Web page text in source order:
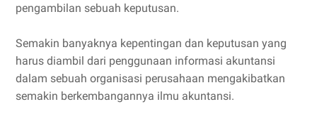
pengambilan sebuah keputusan.
Semakin banyaknya kepentingan dan keputusan yang
harus diambil dari penggunaan informasi akuntansi
dalam sebuah organisasi perusahaan mengakibatkan
semakin berkembangannya ilmu akuntansi.